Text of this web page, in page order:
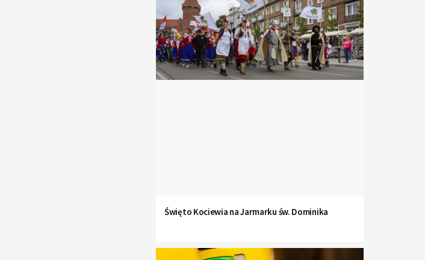
Święto Kociewia na Jarmarku św. Dominika